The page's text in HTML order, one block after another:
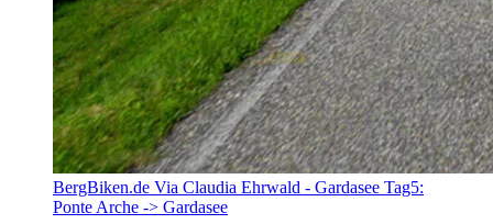
BergBiken.de Via Claudia Ehrwald - Gardasee Tag5:
Ponte Arche -> Gardasee